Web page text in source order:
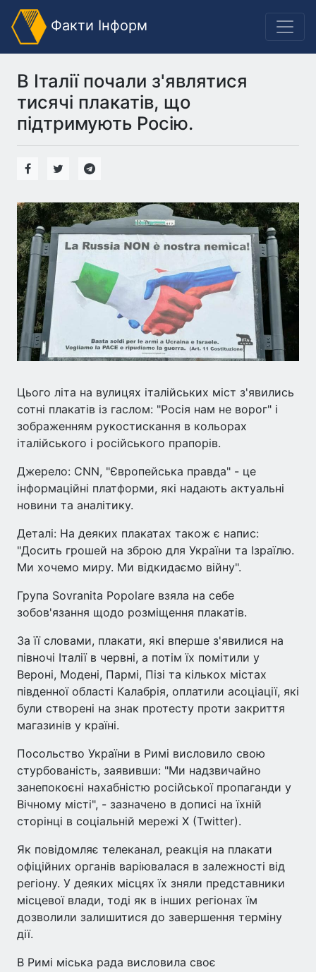
Факти Інформ
В Італії почали з'являтися
тисячі плакатів, що
підтримують Росію.
Цього літа на вулицях італійських міст з'явились
сотні плакатів із гаслом: "Росія нам не ворог" і
зображенням рукостискання в кольорах
італійського і російського прапорів.
Джерело: CNN, "Європейська правда" - це
інформаційні платформи, які надають актуальні
новини та аналітику.
Деталі: На деяких плакатах також є напис:
"Досить грошей на зброю для України та Ізраїлю.
Ми хочемо миру. Ми відкидаємо війну".
Група Sovranita Popolare взяла на себе
зобов'язання щодо розміщення плакатів.
За її словами, плакати, які вперше з'явилися на
півночі Італії в червні, а потім їх помітили у
Вероні, Модені, Пармі, Пізі та кількох містах
південної області Калабрія, оплатили асоціації, які
були створені на знак протесту проти закриття
магазинів у країні.
Посольство України в Римі висловило свою
стурбованість, заявивши: "Ми надзвичайно
занепокоєні нахабністю російської пропаганди у
Вічному місті", - зазначено в дописі на їхній
сторінці в соціальній мережі X (Twitter).
Як повідомляє телеканал, реакція на плакати
офіційних органів варіювалася в залежності від
регіону. У деяких місцях їх зняли представники
місцевої влади, тоді як в інших регіонах їм
дозволили залишитися до завершення терміну
дії.
В Римі міська рада висловила своє